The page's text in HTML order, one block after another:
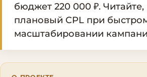
бюджет 220 000 ₽. Читайте,
плановый CPL при
масштабировании